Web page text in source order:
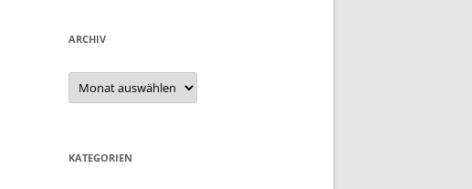
ARCHIV
Archiv
KATEGORIEN